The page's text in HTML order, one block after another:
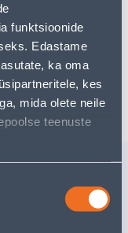
funktsioonide
Edastame
ka oma
kes
mida olete neile
teenuste